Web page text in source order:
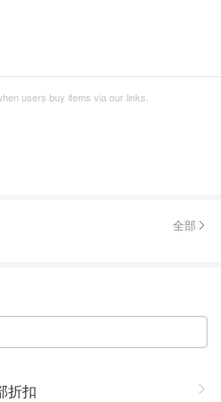
users buy items via our links.
全部
折扣